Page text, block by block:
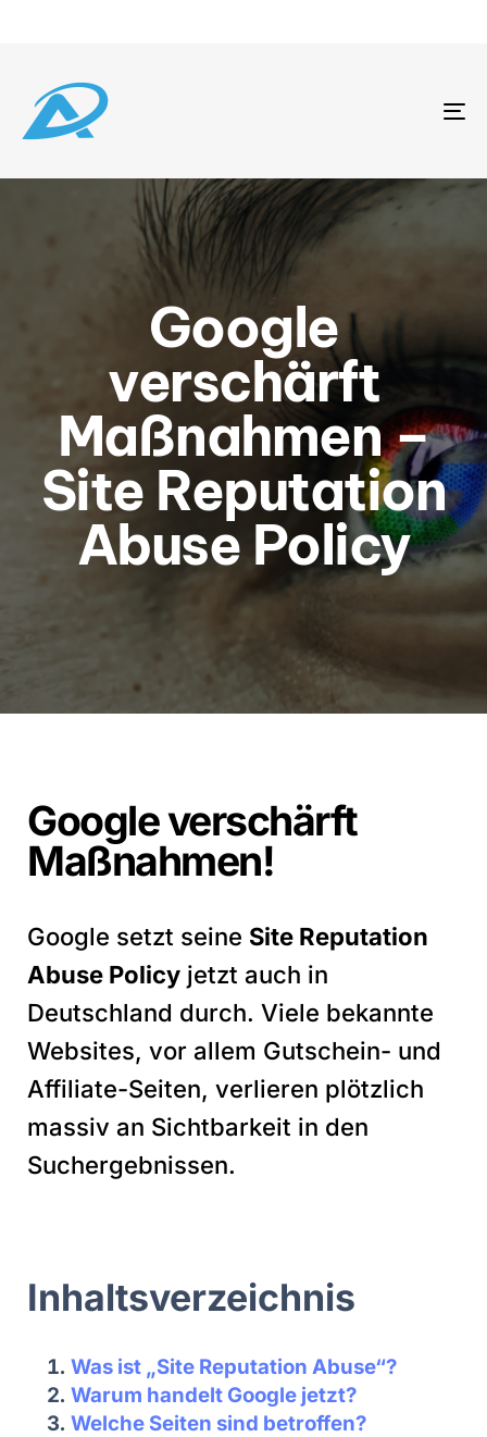
Google
verschärft
Maßnahmen –
Site Reputation
Abuse Policy
Google verschärft
Maßnahmen!
Google setzt seine Site Reputation
Abuse Policy jetzt auch in
Deutschland durch. Viele bekannte
Websites, vor allem Gutschein- und
Affiliate-Seiten, verlieren plötzlich
massiv an Sichtbarkeit in den
Suchergebnissen.
Inhaltsverzeichnis
Was ist „Site Reputation Abuse“?
Warum handelt Google jetzt?
Welche Seiten sind betroffen?